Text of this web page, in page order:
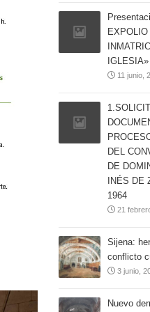
IGLESIA»
11 junio,
DEL
DE
INÉS DE
1964
21
Sijena:
conflicto
3 junio,
Nuevo